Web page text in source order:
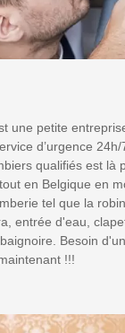
une petite
d’urgence 24h/
qualifiés est là
en Belgique en
tel que la
entrée d'eau,
Besoin
!!!